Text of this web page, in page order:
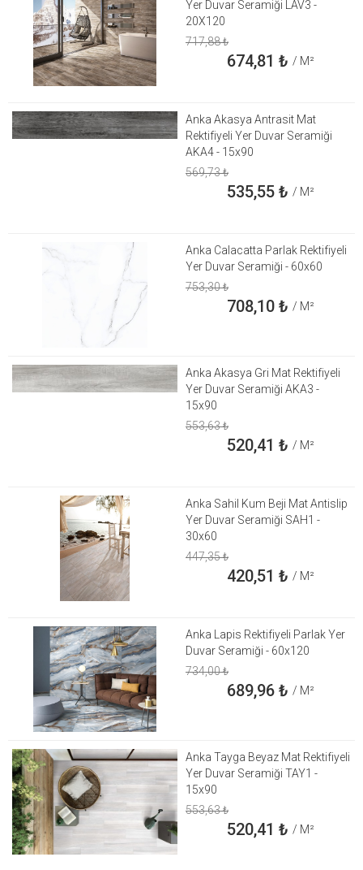
Yer Duvar Seramiği LAV3 -
20X120
717,88₺
674,81 ₺ / M²
Anka Akasya Antrasit Mat
Rektifiyeli Yer Duvar Seramiği
AKA4 - 15x90
569,73₺
535,55₺ / M²
Anka Calacatta Parlak Rektifiyeli
Yer Duvar Seramiği - 60x60
753,30₺
708,10₺ / M²
Anka Akasya Gri Mat Rektifiyeli
Yer Duvar Seramiği AKA3 -
15x90
553,63₺
520,41 ₺ / M²
Anka Sahil Kum Beji Mat Antislip
Yer Duvar Seramiği SAH1 -
30x60
447,35₺
420,51 ₺ / M²
Anka Lapis Rektifiyeli Parlak Yer
Duvar Seramiği - 60x120
734,00₺
689,96₺ / M²
Anka Tayga Beyaz Mat Rektifiyeli
Yer Duvar Seramiği TAY1 -
15x90
553,63₺
520,41 ₺ / M²